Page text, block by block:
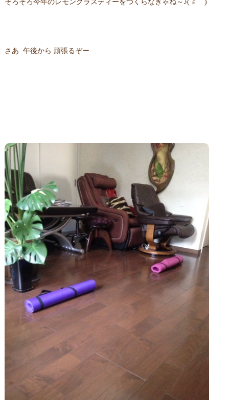
そろそろ今年のレモングラスティーをつくらなきゃね～♪(´ε｀ )
さあ 午後から 頑張るぞー